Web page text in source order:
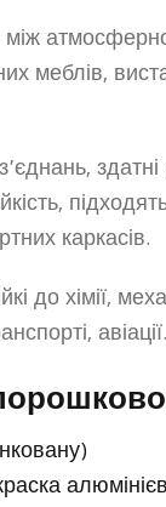
меблів,
каркасів.
до хімії,
авіації.